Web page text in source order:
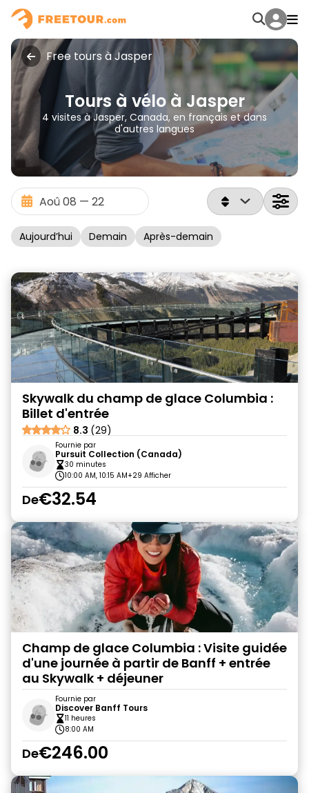
Free tours à Jasper
Tours à vélo à Jasper
4 visites à Jasper, Canada, en français et dans
d'autres langues
Aujourd’hui Demain Après-demain
Skywalk du champ de glace Columbia :
Billet d'entrée
8.3 (29)
Fournie par
Pursuit Collection (Canada)
30 minutes
10:00 AM, 10:15 AM+29 Afficher
De€32.54
Champ de glace Columbia : Visite guidée
d'une journée à partir de Banff + entrée
au Skywalk + déjeuner
Fournie par
Discover Banff Tours
11 heures
8:00 AM
De€246.00